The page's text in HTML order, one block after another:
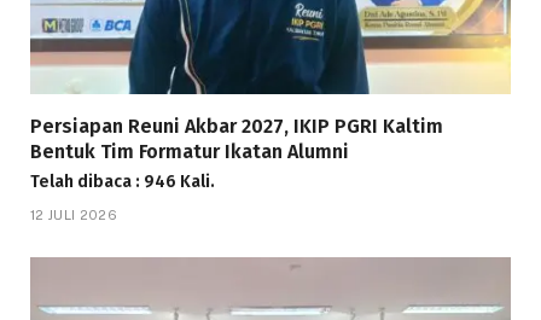
Persiapan Reuni Akbar 2027, IKIP PGRI Kaltim
Bentuk Tim Formatur Ikatan Alumni
Telah dibaca : 946 Kali.
12 JULI 2026